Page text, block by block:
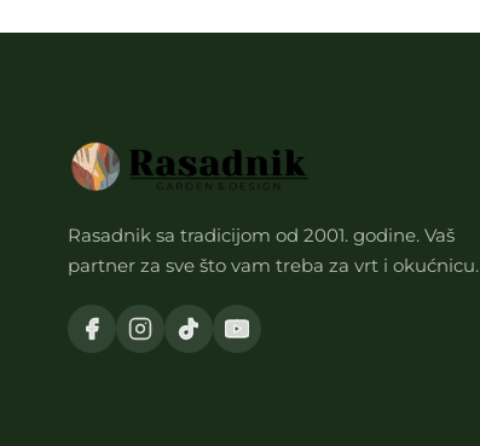
Rasadnik sa tradicijom od 2001. godine. Vaš
partner za sve što vam treba za vrt i okućnicu.